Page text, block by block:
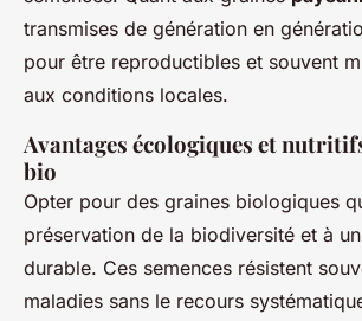
transmises de génération en
pour être reproductibles et souvent
aux conditions locales.
Avantages écologiques et
bio
Opter pour des graines biologiques
préservation de la biodiversité et à
durable. Ces semences résistent
maladies sans le recours